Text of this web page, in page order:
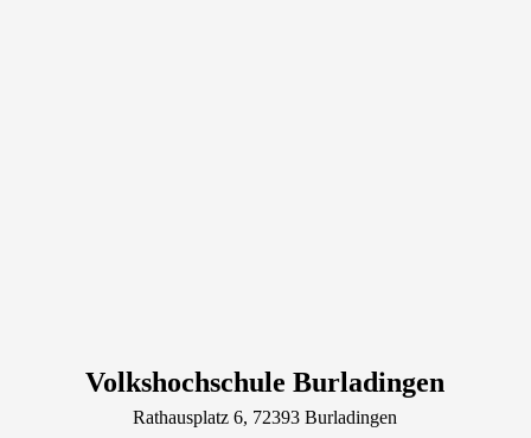
Volkshochschule Burladingen
Rathausplatz 6, 72393Burladingen